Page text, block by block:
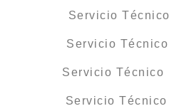
Servicio
Servicio
Servicio Técnico
Servicio